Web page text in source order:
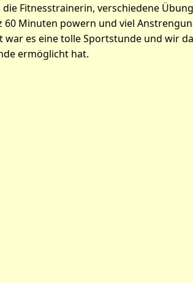
Fitnesstrainerin, verschiedene
60 Minuten powern und viel
es eine tolle Sportstunde und wir
ermöglicht hat.